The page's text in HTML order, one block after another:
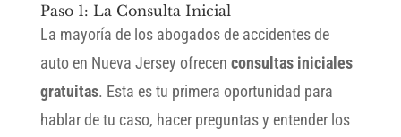
Paso 1: La Consulta Inicial
La mayoría de los abogados de accidentes de
auto en Nueva Jersey ofrecen consultas iniciales
gratuitas. Esta es tu primera oportunidad para
hablar de tu caso, hacer preguntas y entender los